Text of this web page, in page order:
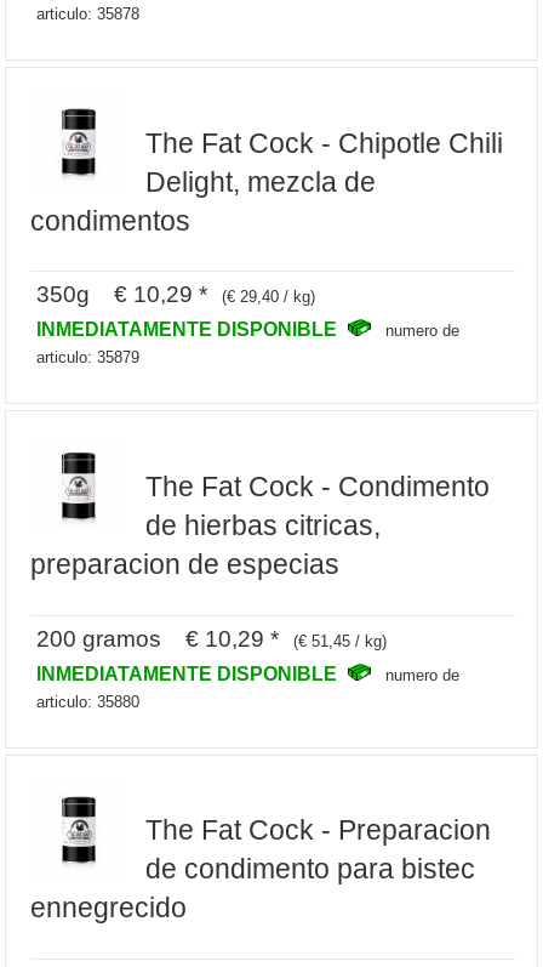
articulo: 35878
The Fat Cock - Chipotle Chili
Delight, mezcla de
condimentos
350g € 10,29 * (€ 29,40 / kg)
INMEDIATAMENTE DISPONIBLE
numero de
articulo: 35879
The Fat Cock - Condimento
de hierbas citricas,
preparacion de especias
200 gramos € 10,29 * (€ 51,45 / kg)
INMEDIATAMENTE DISPONIBLE
numero de
articulo: 35880
The Fat Cock - Preparacion
de condimento para bistec
ennegrecido